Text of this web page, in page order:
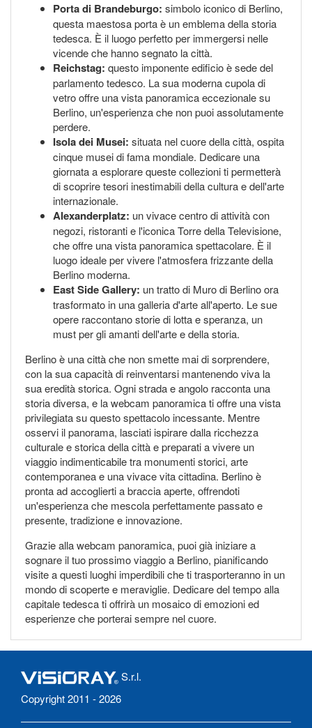
Porta di Brandeburgo: simbolo iconico di Berlino,
questa maestosa porta è un emblema della storia
tedesca. È il luogo perfetto per immergersi nelle
vicende che hanno segnato la città.
Reichstag: questo imponente edificio è sede del
parlamento tedesco. La sua moderna cupola di
vetro offre una vista panoramica eccezionale su
Berlino, un'esperienza che non puoi assolutamente
perdere.
Isola dei Musei: situata nel cuore della città, ospita
cinque musei di fama mondiale. Dedicare una
giornata a esplorare queste collezioni ti permetterà
di scoprire tesori inestimabili della cultura e dell'arte
internazionale.
Alexanderplatz: un vivace centro di attività con
negozi, ristoranti e l'iconica Torre della Televisione,
che offre una vista panoramica spettacolare. È il
luogo ideale per vivere l'atmosfera frizzante della
Berlino moderna.
East Side Gallery: un tratto di Muro di Berlino ora
trasformato in una galleria d'arte all'aperto. Le sue
opere raccontano storie di lotta e speranza, un
must per gli amanti dell'arte e della storia.
Berlino è una città che non smette mai di sorprendere,
con la sua capacità di reinventarsi mantenendo viva la
sua eredità storica. Ogni strada e angolo racconta una
storia diversa, e la webcam panoramica ti offre una vista
privilegiata su questo spettacolo incessante. Mentre
osservi il panorama, lasciati ispirare dalla ricchezza
culturale e storica della città e preparati a vivere un
viaggio indimenticabile tra monumenti storici, arte
contemporanea e una vivace vita cittadina. Berlino è
pronta ad accoglierti a braccia aperte, offrendoti
un'esperienza che mescola perfettamente passato e
presente, tradizione e innovazione.
Grazie alla webcam panoramica, puoi già iniziare a
sognare il tuo prossimo viaggio a Berlino, pianificando
visite a questi luoghi imperdibili che ti trasporteranno in un
mondo di scoperte e meraviglie. Dedicare del tempo alla
capitale tedesca ti offrirà un mosaico di emozioni ed
esperienze che porterai sempre nel cuore.
S.r.l.
Copyright 2011 - 2026